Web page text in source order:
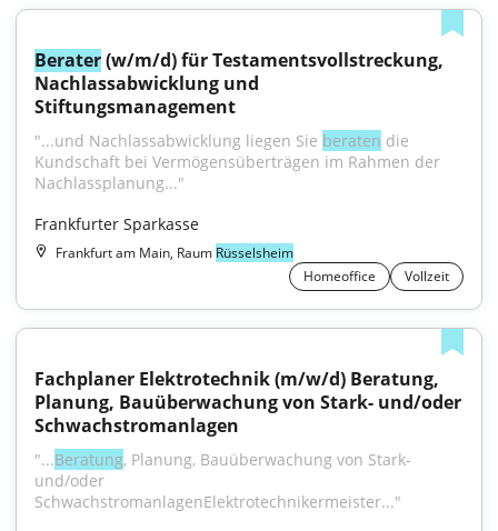
Berater (w/m/d) für Testamentsvollstreckung,
Nachlassabwicklung und
Stiftungsmanagement
"...und Nachlassabwicklung liegen Sie beraten die
Kundschaft bei Vermögensüberträgen im Rahmen der
Nachlassplanung..."
Frankfurter Sparkasse
Frankfurt am Main, Raum Rüsselsheim
Homeoffice
Vollzeit
Fachplaner Elektrotechnik (m/w/d) Beratung,
Planung, Bauüberwachung von Stark- und/oder
Schwachstromanlagen
"...Beratung, Planung, Bauüberwachung von Stark-
und/oder
SchwachstromanlagenElektrotechnikermeister..."